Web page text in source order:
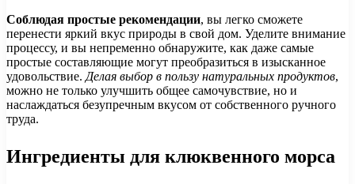
Соблюдая простые рекомендации, вы легко сможете
перенести яркий вкус природы в свой дом. Уделите внимание
процессу, и вы непременно обнаружите, как даже самые
простые составляющие могут преобразиться в изысканное
удовольствие. Делая выбор в пользу натуральных продуктов,
можно не только улучшить общее самочувствие, но и
наслаждаться безупречным вкусом от собственного ручного
труда.
Ингредиенты для клюквенного морса